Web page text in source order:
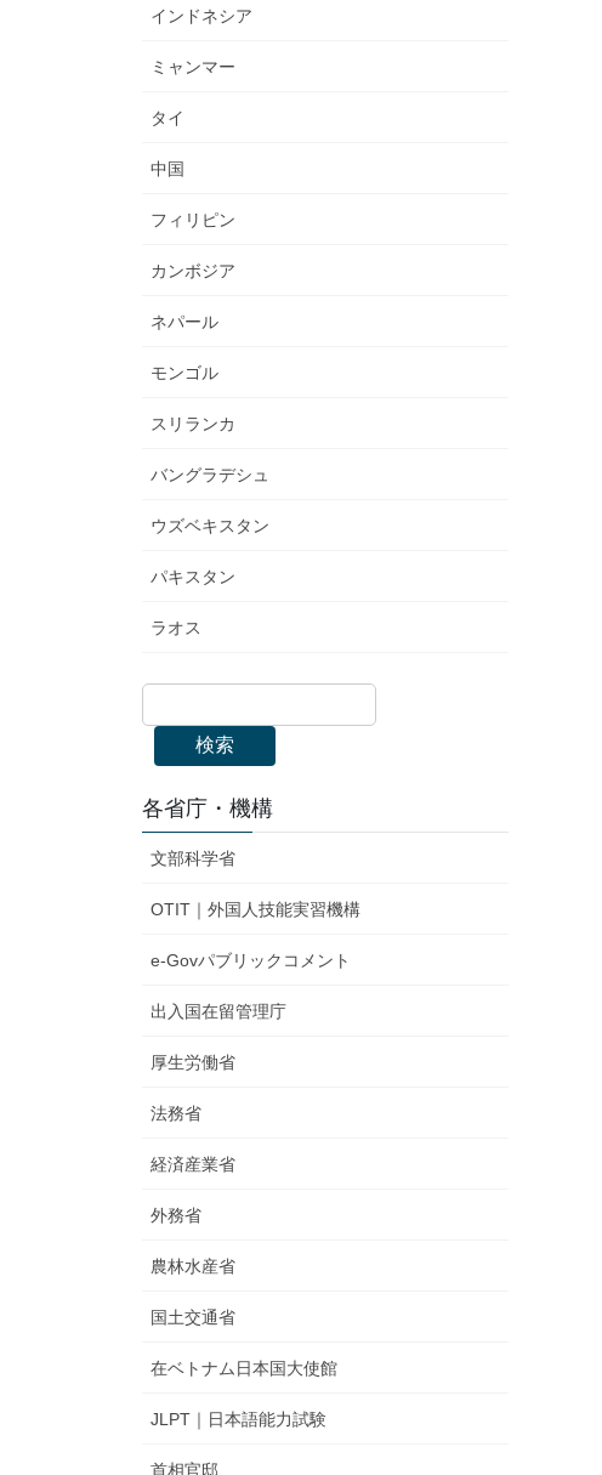
インドネシア
ミャンマー
タイ
中国
フィリピン
カンボジア
ネパール
モンゴル
スリランカ
バングラデシュ
ウズベキスタン
パキスタン
ラオス
検索
各省庁・機構
文部科学省
OTIT｜外国人技能実習機構
e-Govパブリックコメント
出入国在留管理庁
厚生労働省
法務省
経済産業省
外務省
農林水産省
国土交通省
在ベトナム日本国大使館
JLPT｜日本語能力試験
首相官邸